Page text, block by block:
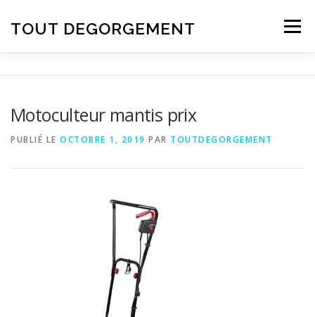
TOUT DEGORGEMENT Menu
Motoculteur mantis prix
PUBLIÉ LE OCTOBRE 1, 2019 PAR TOUTDEGORGEMENT